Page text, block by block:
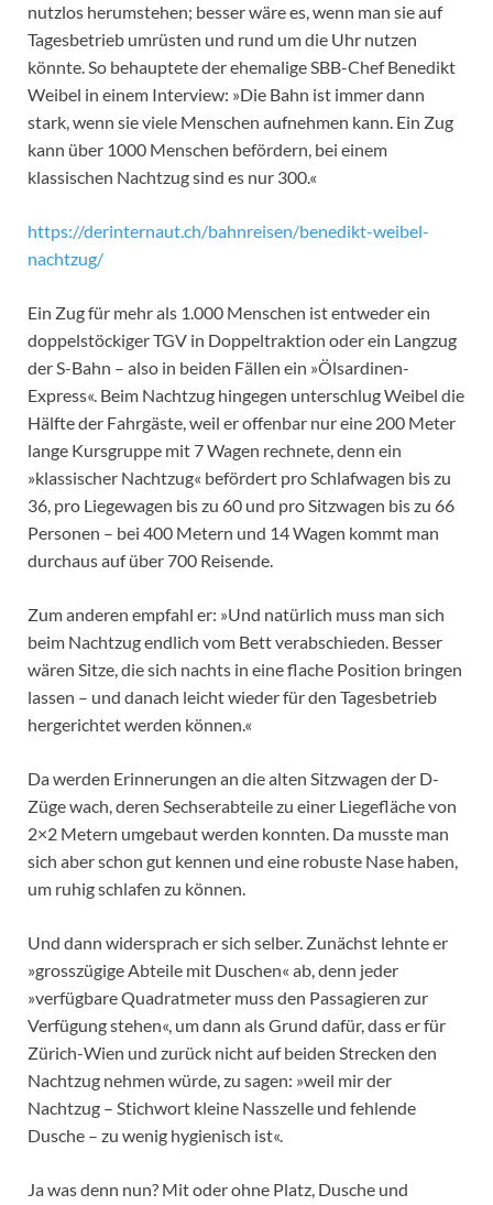
nutzlos herumstehen; besser wäre es, wenn man sie auf
Tagesbetrieb umrüsten und rund um die Uhr nutzen
könnte. So behauptete der ehemalige SBB-Chef Benedikt
Weibel in einem Interview: »Die Bahn ist immer dann
stark, wenn sie viele Menschen aufnehmen kann. Ein Zug
kann über 1000 Menschen befördern, bei einem
klassischen Nachtzug sind es nur 300.«
https://derinternaut.ch/bahnreisen/benedikt-weibel-
nachtzug/
Ein Zug für mehr als 1.000 Menschen ist entweder ein
doppelstöckiger TGV in Doppeltraktion oder ein Langzug
der S-Bahn – also in beiden Fällen ein »Ölsardinen-
Express«. Beim Nachtzug hingegen unterschlug Weibel die
Hälfte der Fahrgäste, weil er offenbar nur eine 200 Meter
lange Kursgruppe mit 7 Wagen rechnete, denn ein
»klassischer Nachtzug« befördert pro Schlafwagen bis zu
36, pro Liegewagen bis zu 60 und pro Sitzwagen bis zu 66
Personen – bei 400 Metern und 14 Wagen kommt man
durchaus auf über 700 Reisende.
Zum anderen empfahl er: »Und natürlich muss man sich
beim Nachtzug endlich vom Bett verabschieden. Besser
wären Sitze, die sich nachts in eine flache Position bringen
lassen – und danach leicht wieder für den Tagesbetrieb
hergerichtet werden können.«
Da werden Erinnerungen an die alten Sitzwagen der D-
Züge wach, deren Sechserabteile zu einer Liegefläche von
2×2 Metern umgebaut werden konnten. Da musste man
sich aber schon gut kennen und eine robuste Nase haben,
um ruhig schlafen zu können.
Und dann widersprach er sich selber. Zunächst lehnte er
»grosszügige Abteile mit Duschen« ab, denn jeder
»verfügbare Quadratmeter muss den Passagieren zur
Verfügung stehen«, um dann als Grund dafür, dass er für
Zürich-Wien und zurück nicht auf beiden Strecken den
Nachtzug nehmen würde, zu sagen: »weil mir der
Nachtzug – Stichwort kleine Nasszelle und fehlende
Dusche – zu wenig hygienisch ist«.
Ja was denn nun? Mit oder ohne Platz, Dusche und